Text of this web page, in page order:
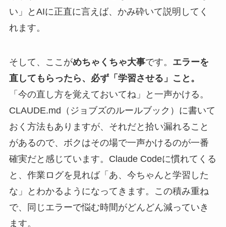
い」とAIに正直に言えば、かみ砕いて説明してく
れます。
そして、ここがめちゃくちゃ大事です。 エラーを
直してもらったら、必ず「学習させる」こと。
「今の直し方を覚えておいてね」と一声かける。
CLAUDE.md（ジョブズのルールブック）に書いて
おく方法もありますが、それだと拾い漏れること
があるので、ボクはその場で一声かけるのが一番
確実だと感じています。Claude Codeに慣れてくる
と、作業ログを見れば「あ、今ちゃんと学習した
な」とわかるようになってきます。この積み重ね
で、同じエラーで悩む時間がどんどん減っていき
ます。